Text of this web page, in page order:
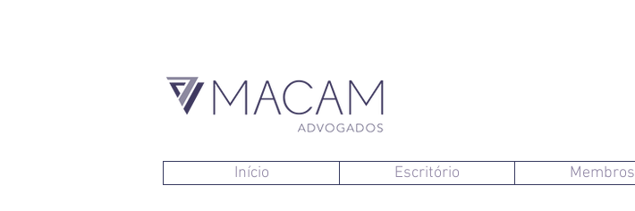
Início Escritório Membros